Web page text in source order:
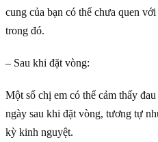
cung của bạn có thể chưa quen
trong đó.
– Sau khi đặt vòng:
Một số chị em có thể cảm thấy
ngày sau khi đặt vòng, tương tự
kỳ kinh nguyệt.